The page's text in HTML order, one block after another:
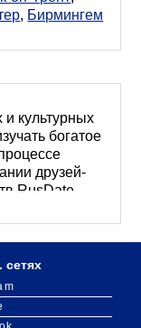
, Бирмингем
и культурных
богатое
друзей-
RusDate
для
людей,
Уоррингтоне.
находятся